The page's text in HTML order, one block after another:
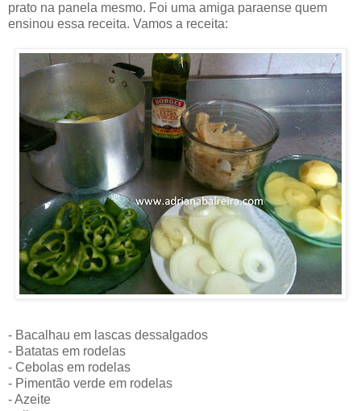
prato na panela mesmo. Foi uma amiga paraense quem
ensinou essa receita. Vamos a receita:
- Bacalhau em lascas dessalgados
- Batatas em rodelas
- Cebolas em rodelas
- Pimentão verde em rodelas
- Azeite